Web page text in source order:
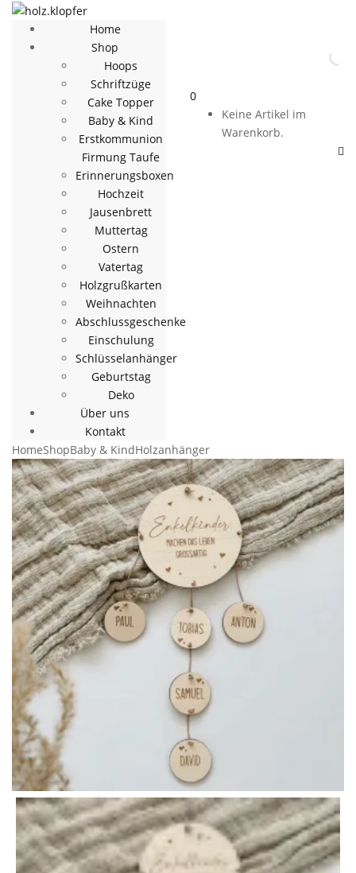
Home
Shop
Hoops
Schriftzüge
Cake Topper
Baby & Kind
Erstkommunion
Firmung Taufe
Erinnerungsboxen
Hochzeit
Jausenbrett
Muttertag
Ostern
Vatertag
Holzgrußkarten
Weihnachten
Abschlussgeschenke
Einschulung
Schlüsselanhänger
Geburtstag
Deko
Über uns
Kontakt
0
Keine Artikel im
Warenkorb.
HomeShopBaby & KindHolzanhänger